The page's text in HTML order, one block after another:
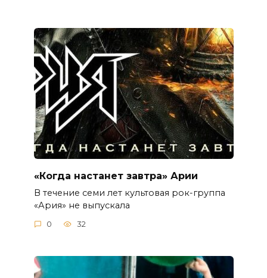
«Когда настанет завтра» Арии
В течение семи лет культовая рок-группа
«Ария» не выпускала
0 32